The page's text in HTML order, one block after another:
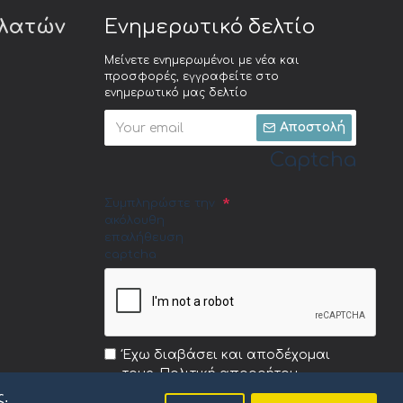
Ενημερωτικό δελτίο
Μείνετε ενημερωμένοι με νέα και
προσφορές, εγγραφείτε στο
ενημερωτικό μας δελτίο
Αποστολή
Captcha
Συμπληρώστε την
ακόλουθη
επαλήθευση
captcha
Έχω διαβάσει και αποδέχομαι
τους Πολιτική απορρήτου